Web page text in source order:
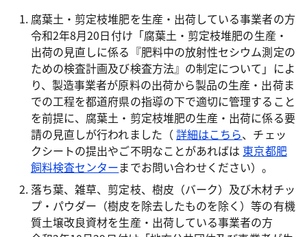
腐葉土・剪定枝堆肥を生産・出荷している事業者の方
令和2年8月20日付け「腐葉土・剪定枝堆肥の生産・
出荷の見直しに係る『肥料中の放射性セシウム測定の
ための検査計画及び検査方法』の制定について」によ
り、製造事業者が原料の出荷から製品の生産・出荷ま
での工程を都道府県の指導の下で適切に管理すること
を前提に、腐葉土・剪定枝堆肥の生産・出荷に係る要
請の見直しが行われました（ 詳細はこちら、チェッ
クシートの提出やご不明なことがあればは 東京都肥
飼料検査センターまでお問い合わせください）。
落ち葉、雑草、剪定枝、樹皮（バーク）及び木材チッ
プ・パウダー（樹皮を除去したものを除く）等の有機
質土壌改良資材を生産・出荷している事業者の方